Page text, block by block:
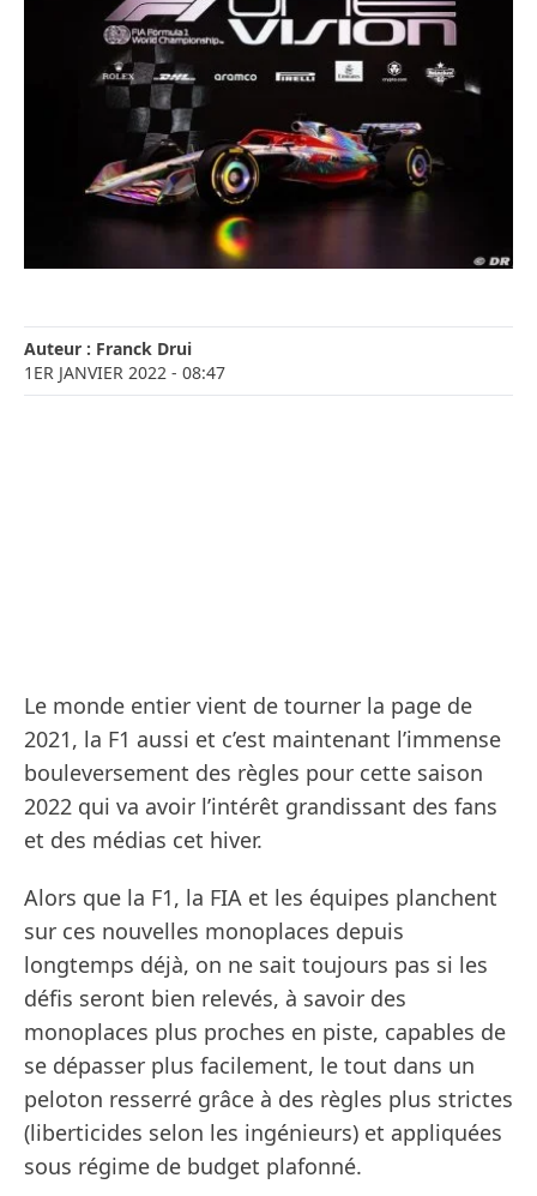
Auteur : Franck Drui
1ER JANVIER 2022 - 08:47
Le monde entier vient de tourner la page de
2021, la F1 aussi et c’est maintenant l’immense
bouleversement des règles pour cette saison
2022 qui va avoir l’intérêt grandissant des fans
et des médias cet hiver.
Alors que la F1, la FIA et les équipes planchent
sur ces nouvelles monoplaces depuis
longtemps déjà, on ne sait toujours pas si les
défis seront bien relevés, à savoir des
monoplaces plus proches en piste, capables de
se dépasser plus facilement, le tout dans un
peloton resserré grâce à des règles plus strictes
(liberticides selon les ingénieurs) et appliquées
sous régime de budget plafonné.